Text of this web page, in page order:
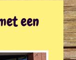
een